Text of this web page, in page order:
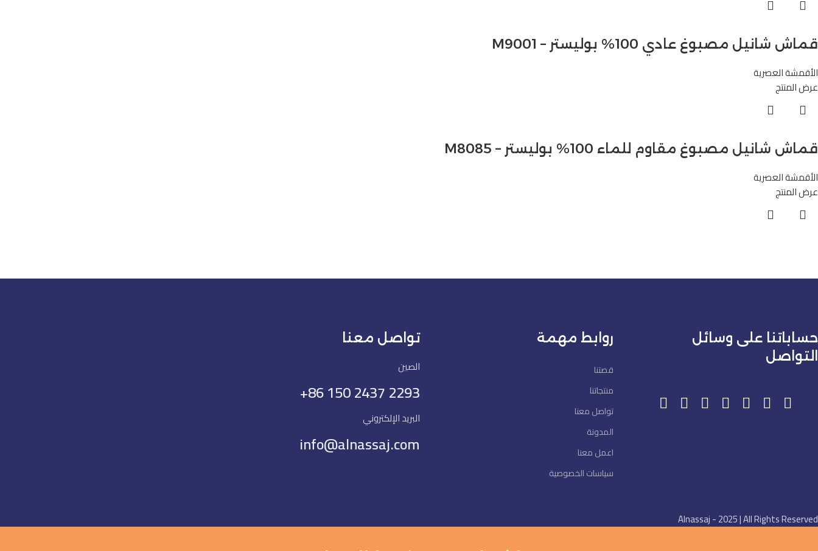
قماش شانيل مصبوغ عادي 100% بوليستر – M9001
الأقمشة العصرية
عرض المنتج
قماش شانيل مصبوغ مقاوم للماء 100% بوليستر – M8085
الأقمشة العصرية
عرض المنتج
روابط مهمة
قصتنا
منتجاتنا
تواصل معنا
المدونة
اعمل معنا
سياسات الخصوصية
تواصل معنا
الصين
+86 150 2437 2293
البريد الإلكتروني
info@alnassaj.com
حساباتنا على وسائل
التواصل
Alnassaj - 2025 | All Rights Reserved